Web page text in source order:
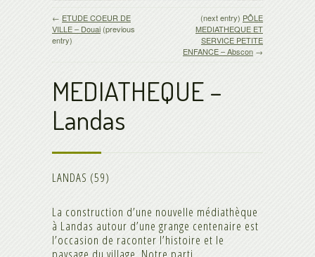
← ETUDE COEUR DE
VILLE – Douai (previous
entry)
(next entry) PÔLE
MEDIATHEQUE ET
SERVICE PETITE
ENFANCE – Abscon →
MEDIATHEQUE –
Landas
LANDAS (59)
La construction d’une nouvelle médiathèque
à Landas autour d’une grange centenaire est
l’occasion de raconter l’histoire et le
paysage du village. Notre parti